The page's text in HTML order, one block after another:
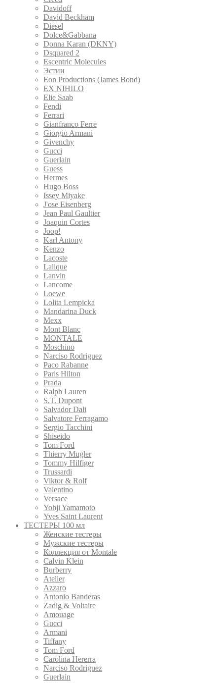
Davidoff
David Beckham
Diesel
Dolce&Gabbana
Donna Karan (DKNY)
Dsquared 2
Escentric Molecules
Эстии
Eon Productions (James Bond)
EX NIHILO
Elie Saab
Fendi
Ferrari
Gianfranco Ferre
Giorgio Armani
Givenchy
Gucci
Guerlain
Guess
Hermes
Hugo Boss
Issey Miyake
J'ose Eisenberg
Jean Paul Gaultier
Joaquin Cortes
Joop!
Karl Antony
Kenzo
Lacoste
Lalique
Lanvin
Lancome
Loewe
Lolita Lempicka
Mandarina Duck
Mexx
Mont Blanc
MONTALE
Moschino
Narciso Rodriguez
Paco Rabanne
Paris Hilton
Prada
Ralph Lauren
S.T. Dupont
Salvador Dali
Salvatore Ferragamo
Sergio Tacchini
Shiseido
Tom Ford
Thierry Mugler
Tommy Hilfiger
Trussardi
Viktor & Rolf
Valentino
Versace
Yohji Yamamoto
Yves Saint Laurent
ТЕСТЕРЫ 100 мл
Женские тестеры
Мужские тестеры
Коллекция от Montale
Calvin Klein
Burberry
Atelier
Azzaro
Antonio Banderas
Zadig & Voltaire
Amouage
Gucci
Armani
Tiffany
Tom Ford
Carolina Hererra
Narciso Rodriguez
Guerlain